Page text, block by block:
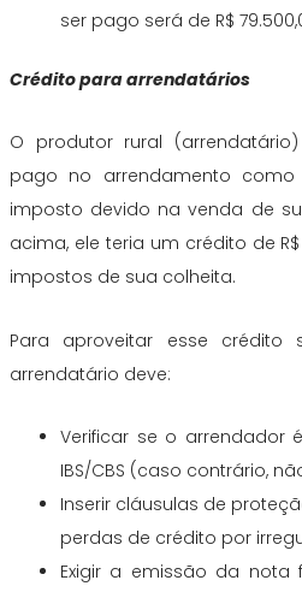
ser pago será de R$
Crédito para arrendatários
O produtor rural
pago no arrendamento
imposto devido na venda de
acima, ele teria um crédito de
impostos de sua colheita.
Para aproveitar esse
arrendatário deve:
Verificar se o arrendador
IBS/CBS (caso contrário,
Inserir cláusulas de
perdas de crédito por
Exigir a emissão da